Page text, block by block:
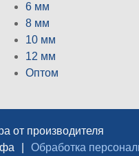
6 мм
8 мм
10 мм
12 мм
Оптом
от производителя
Обработка